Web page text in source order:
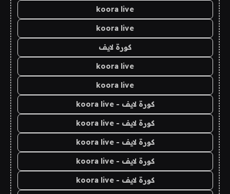
koora live
koora live
كورة لايف
koora live
koora live
كورة لايف - koora live
كورة لايف - koora live
كورة لايف - koora live
كورة لايف - koora live
كورة لايف - koora live